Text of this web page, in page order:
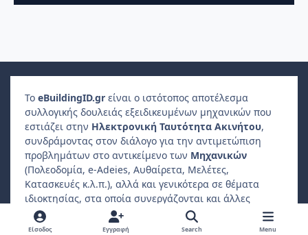
Το eBuildingID.gr είναι ο ιστότοπος αποτέλεσμα
συλλογικής δουλειάς εξειδικευμένων μηχανικών που
εστιάζει στην Ηλεκτρονική Ταυτότητα Ακινήτου,
συνδράμοντας στον διάλογο για την αντιμετώπιση
προβλημάτων στο αντικείμενο των Μηχανικών
(Πολεοδομία, e-Adeies, Αυθαίρετα, Μελέτες,
Κατασκευές κ.λ.π.), αλλά και γενικότερα σε θέματα
ιδιοκτησίας, στα οποία συνεργάζονται και άλλες
επαγγελματικές ενώσεις, όπως
Δικηγόροι
Συμβολαιογράφοι Φοροτεχνικοί
κ.λ.π..
Είσοδος Εγγραφή Search Menu